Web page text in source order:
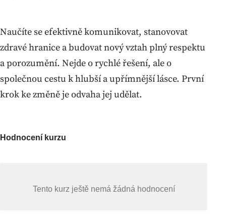
Naučíte se efektivně komunikovat, stanovovat
zdravé hranice a budovat nový vztah plný respektu
a porozumění. Nejde o rychlé řešení, ale o
společnou cestu k hlubší a upřímnější lásce. První
krok ke změně je odvaha jej udělat.
Hodnocení kurzu
Tento kurz ještě nemá žádná hodnocení